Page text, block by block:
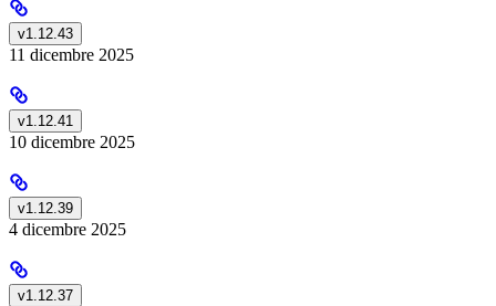
v1.12.43
11 dicembre 2025
v1.12.41
10 dicembre 2025
v1.12.39
4 dicembre 2025
v1.12.37